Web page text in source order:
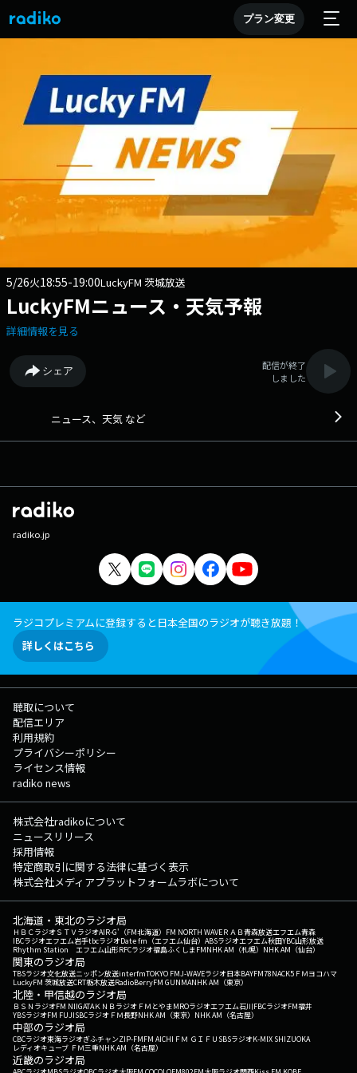
プラン変更
5/26火18:55-19:00LuckyFM 茨城放送
LuckyFMニュース・天気予報
詳細情報を見る
シェア
配信が終了
しました
ニュース、天気 など
radiko.jp
ラジコプレミアムに登録すると日本全国のラジオが聴き放題！
詳しくはこちら
聴取について
配信エリア
利用規約
プライバシーポリシー
ライセンス情報
radiko news
株式会社radikoについて
ニュースリリース
採用情報
特定商取引に関する法律に基づく表示
株式会社メディアプラットフォームラボについて
北海道・東北のラジオ局
ＨＢＣラジオＳＴＶラジオAIR-G'（FM北海道） FM NORTH WAVEＲＡＢ青森放送エフエム青森
IBCラジオエフエム岩手tbcラジオDate fm（エフエム仙台） ABSラジオエフエム秋田YBC山形放送
Rhythm Station エフエム山形RFCラジオ福島ふくしまFMNHK AM（札幌） NHK AM（仙台）
関東のラジオ局
TBSラジオ文化放送ニッポン放送interfmTOKYO FMJ-WAVEラジオ日本BAYFM78NACK5 ＦＭヨコハマ
LuckyFM 茨城放送CRT栃木放送RadioBerryFM GUNMANHK AM（東京）
北陸・甲信越のラジオ局
ＢＳＮラジオFM NIIGATAＫＮＢラジオ ＦＭとやまMROラジオエフエム石川FBCラジオFM福井
YBSラジオFM FUJISBCラジオ ＦＭ長野NHK AM（東京） NHK AM（名古屋）
中部のラジオ局
CBCラジオ東海ラジオぎふチャンZIP-FMFM AICHI ＦＭ ＧＩＦＵ SBSラジオK-MIX SHIZUOKA
レディオキューブ ＦＭ三重NHK AM（名古屋）
近畿のラジオ局